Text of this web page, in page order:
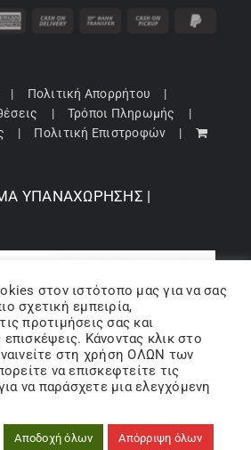
Πολιτική Απορρήτου
Τρόποι Πληρωμής
Πολιτική Επιστροφών
ΥΠΑΝΑΧΩΡΗΣΗΣ |
store - All Rights Reserved |
στον ιστότοπo μας για να σας
σχετική εμπειρία,
προτιμήσεις σας και
Κάνοντας κλικ στο
στη χρήση ΟΛΩΝ των
να επισκεφτείτε τις
να παράσχετε μια ελεγχόμενη
Αποδοχή όλων Απόρριψη όλων